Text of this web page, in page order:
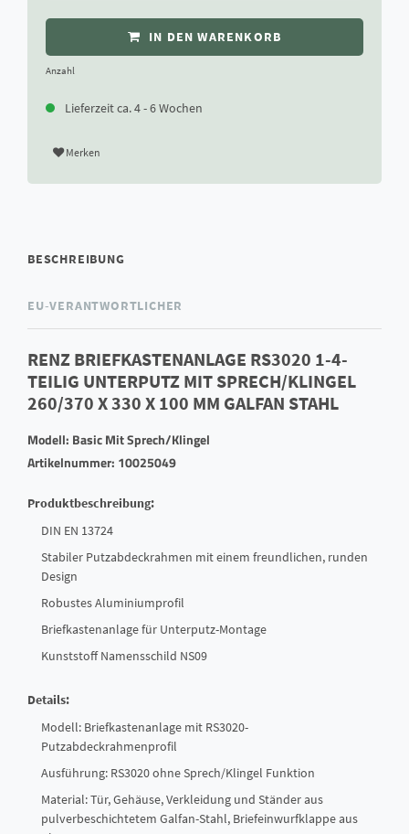
IN DEN WARENKORB
Anzahl
Lieferzeit ca. 4 - 6 Wochen
Merken
BESCHREIBUNG
EU-VERANTWORTLICHER
RENZ BRIEFKASTENANLAGE RS3020 1-4-
TEILIG UNTERPUTZ MIT SPRECH/KLINGEL
260/370 X 330 X 100 MM GALFAN STAHL
Modell: Basic Mit Sprech/Klingel
Artikelnummer: 10025049
Produktbeschreibung:
DIN EN 13724
Stabiler Putzabdeckrahmen mit einem freundlichen, runden
Design
Robustes Aluminiumprofil
Briefkastenanlage für Unterputz-Montage
Kunststoff Namensschild NS09
Details:
Modell: Briefkastenanlage mit RS3020-
Putzabdeckrahmenprofil
Ausführung: RS3020 ohne Sprech/Klingel Funktion
Material: Tür, Gehäuse, Verkleidung und Ständer aus
pulverbeschichtetem Galfan-Stahl, Briefeinwurfklappe aus